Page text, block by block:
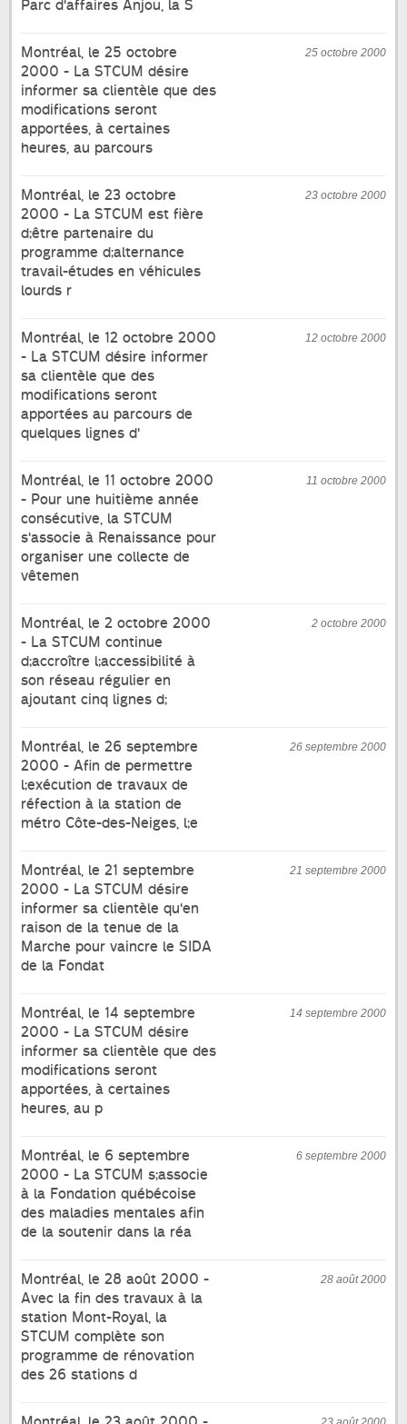
Parc d'affaires Anjou, la S
25 octobre 2000
Montréal, le 25 octobre
2000 - La STCUM désire
informer sa clientèle que des
modifications seront
apportées, à certaines
heures, au parcours
23 octobre 2000
Montréal, le 23 octobre
2000 - La STCUM est fière
d;être partenaire du
programme d;alternance
travail-études en véhicules
lourds r
12 octobre 2000
Montréal, le 12 octobre 2000
- La STCUM désire informer
sa clientèle que des
modifications seront
apportées au parcours de
quelques lignes d'
11 octobre 2000
Montréal, le 11 octobre 2000
- Pour une huitième année
consécutive, la STCUM
s'associe à Renaissance pour
organiser une collecte de
vêtemen
2 octobre 2000
Montréal, le 2 octobre 2000
- La STCUM continue
d;accroître l;accessibilité à
son réseau régulier en
ajoutant cinq lignes d;
26 septembre 2000
Montréal, le 26 septembre
2000 - Afin de permettre
l;exécution de travaux de
réfection à la station de
métro Côte-des-Neiges, l;e
21 septembre 2000
Montréal, le 21 septembre
2000 - La STCUM désire
informer sa clientèle qu'en
raison de la tenue de la
Marche pour vaincre le SIDA
de la Fondat
14 septembre 2000
Montréal, le 14 septembre
2000 - La STCUM désire
informer sa clientèle que des
modifications seront
apportées, à certaines
heures, au p
6 septembre 2000
Montréal, le 6 septembre
2000 - La STCUM s;associe
à la Fondation québécoise
des maladies mentales afin
de la soutenir dans la réa
28 août 2000
Montréal, le 28 août 2000 -
Avec la fin des travaux à la
station Mont-Royal, la
STCUM complète son
programme de rénovation
des 26 stations d